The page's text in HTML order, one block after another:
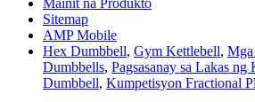
Sitemap
AMP Mobile
Hex Dumbbell, Gym Kettlebell,
Dumbbells, Pagsasanay sa Lakas ng
Dumbbell, Kumpetisyon Fractional